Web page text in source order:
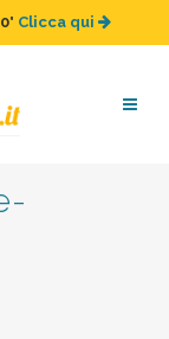
" Clicca qui